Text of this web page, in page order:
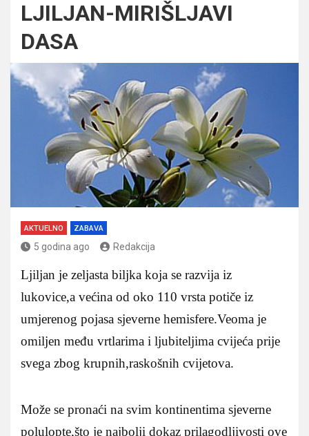
LJILJAN-MIRIŠLJAVI
DASA
AKTUELNO ZABAVA
5 godina ago Redakcija
Ljiljan je zeljasta biljka koja se razvija iz
lukovice,a većina od oko 110 vrsta potiče iz
umjerenog pojasa sjeverne hemisfere.Veoma je
omiljen među vrtlarima i ljubiteljima cvijeća prije
svega zbog krupnih,raskošnih cvijetova.
Može se pronaći na svim kontinentima sjeverne
polulopte,što je najbolji dokaz prilagodljivosti ove